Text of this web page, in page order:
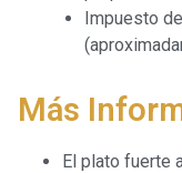
Impuesto
Más
El plato fuerte